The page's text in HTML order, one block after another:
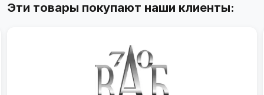
Эти товары покупают наши клиенты: